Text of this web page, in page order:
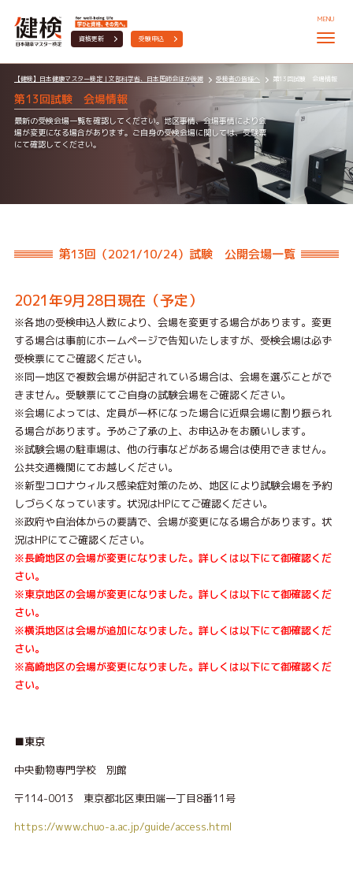
資格更新 受験申込
MENU
【健検】日本健康マスター検定｜文部科学省、日本医師会ほか後援 受検者の皆様へ 第13回試験 会場情報
第13回試験 会場情報
最新の受検会場一覧を確認してください。地区事情、会場事情により会
場が変更になる場合があります。ご自身の受検会場に関しては、受験票
にて確認してください。
第13回（2021/10/24）試験 公開会場一覧
2021年9月28日現在（予定）
※各地の受検申込人数により、会場を変更する場合があります。変更
する場合は事前にホームページで告知いたしますが、受検会場は必ず
受検票にてご確認ください。
※同一地区で複数会場が併記されている場合は、会場を選ぶことがで
きません。受験票にてご自身の試験会場をご確認ください。
※会場によっては、定員が一杯になった場合に近県会場に割り振られ
る場合があります。予めご了承の上、お申込みをお願いします。
※試験会場の駐車場は、他の行事などがある場合は使用できません。
公共交通機関にてお越しください。
※新型コロナウィルス感染症対策のため、地区により試験会場を予約
しづらくなっています。状況はHPにてご確認ください。
※政府や自治体からの要請で、会場が変更になる場合があります。状
況はHPにてご確認ください。
※長崎地区の会場が変更になりました。詳しくは以下にて御確認くだ
さい。
※東京地区の会場が変更になりました。詳しくは以下にて御確認くだ
さい。
※横浜地区は会場が追加になりました。詳しくは以下にて御確認くだ
さい。
※高崎地区の会場が変更になりました。詳しくは以下にて御確認くだ
さい。
■東京
中央動物専門学校 別館
〒114-0013 東京都北区東田端一丁目8番11号
https://www.chuo-a.ac.jp/guide/access.html